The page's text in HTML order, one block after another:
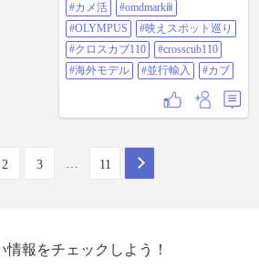
#カメ活
#omdmarkⅲ
#OLYMPUS
#映えスポット巡り
#クロスカブ110
#crosscub110
#海外モデル
#並行輸入 #カブ
2 3 … 11
報をチェックしよう！